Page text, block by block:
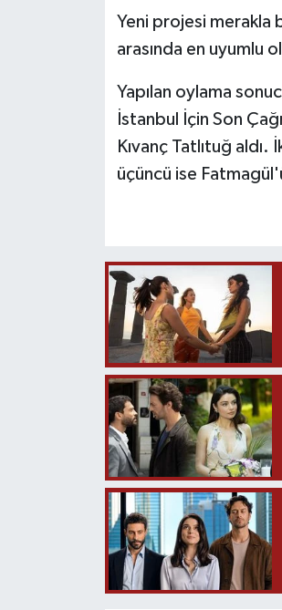
Yeni projesi merakla
arasında en uyumlu
Yapılan oylama
İstanbul İçin Son
Kıvanç Tatlıtuğ
üçüncü ise